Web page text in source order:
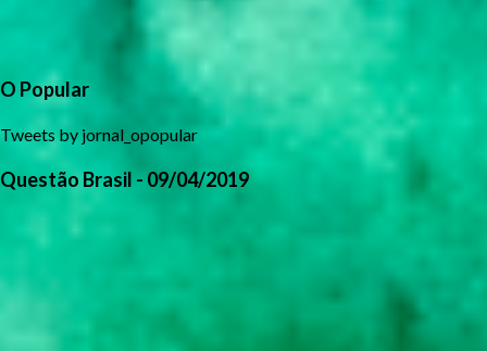
O Popular
Tweets by jornal_opopular
Questão Brasil - 09/04/2019